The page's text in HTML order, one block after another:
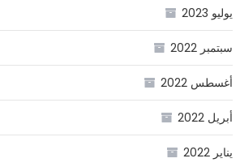
يوليو 2023
سبتمبر 2022
أغسطس 2022
أبريل 2022
يناير 2022